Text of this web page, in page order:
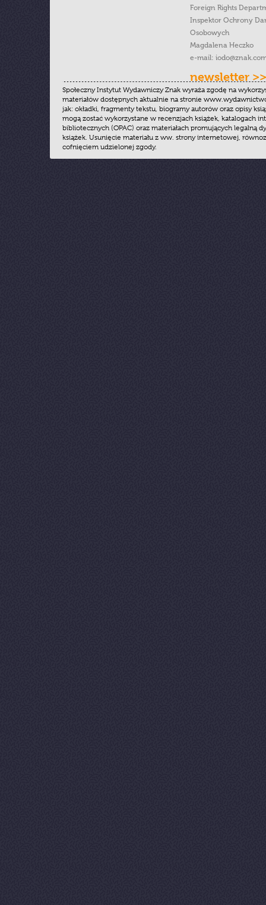
Foreign Rights
Inspektor Ochrony
Osobowych
Magdalena Heczko
e-mail:
newsletter >>
Społeczny Instytut Wydawniczy Znak wyraża zgodę na
materiałów dostępnych aktualnie na stronie
jak: okładki, fragmenty tekstu, biogramy autorów oraz opisy
mogą zostać wykorzystane w recenzjach książek, katalogach
bibliotecznych (OPAC) oraz materiałach promujących legalną
książek. Usunięcie materiału z ww. strony internetowej,
cofnięciem udzielonej zgody.